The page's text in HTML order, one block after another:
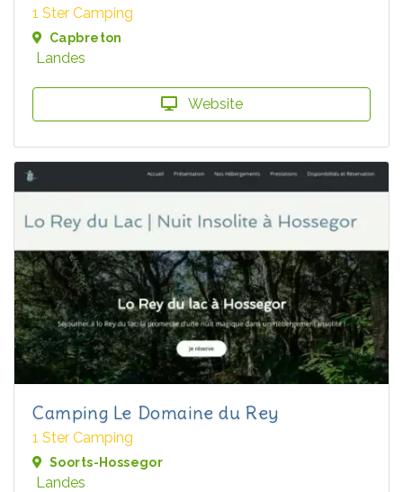
1 Ster Camping
Capbreton
Landes
Website
Camping Le Domaine du Rey
1 Ster Camping
Soorts-Hossegor
Landes